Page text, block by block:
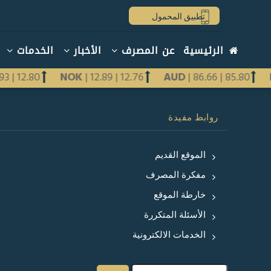
تطبيق المحمول
Main
navigation
arabic
الرئيسية عن المصرف الأخبار الخدمات
AUD|86.66|85.80
NOK|12.89|12.76
|12.80
روابط مفيدة
الموقع القديم
مفكرة المصرف
خارطة الموقع
الأسئلة المتكررة
الخدمات الالكترونية